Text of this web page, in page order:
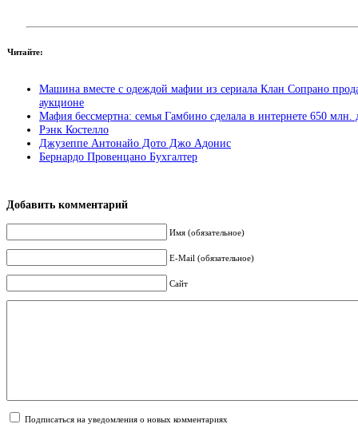
Читайте:
Машина вместе с одеждой мафии из сериала Клан Сопрано
аукционе
Мафия бессмертна: семья Гамбино сделала в интернете 650 млн.
Рэнк Костелло
Джузеппе Антонайо Дото Джо Адонис
Бернардо Провенцано Бухгалтер
Добавить комментарий
Имя (обязательное)
E-Mail (обязательное)
Сайт
Подписаться на уведомления о новых комментариях